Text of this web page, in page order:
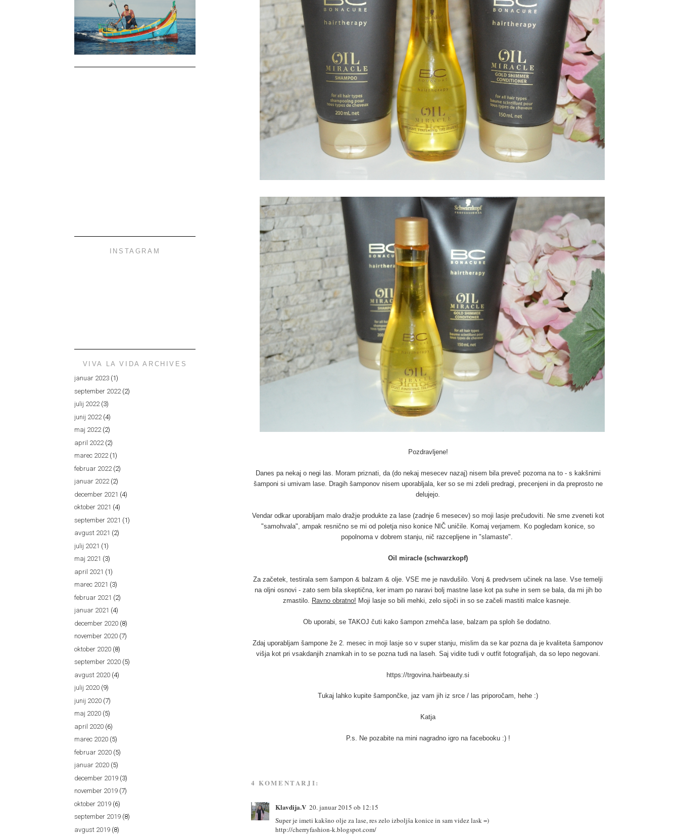
Pozdravljene!
Danes pa nekaj o negi las. Moram priznati, da (do nekaj mesecev nazaj) nisem bila preveč pozorna na to - s kakšnimi
šamponi si umivam lase. Dragih šamponov nisem uporabljala, ker so se mi zdeli predragi, precenjeni in da preprosto ne
delujejo.
Vendar odkar uporabljam malo dražje produkte za lase (zadnje 6 mesecev) so moji lasje prečudoviti. Ne sme zveneti kot
"samohvala", ampak resnično se mi od poletja niso konice NIČ uničile. Komaj verjamem. Ko pogledam konice, so
popolnoma v dobrem stanju, nič razcepljene in "slamaste".
Oil miracle (schwarzkopf)
Za začetek, testirala sem šampon & balzam & olje. VSE me je navdušilo. Vonj & predvsem učinek na lase. Vse temelji
na oljni osnovi - zato sem bila skeptična, ker imam po naravi bolj mastne lase kot pa suhe in sem se bala, da mi jih bo
zmastilo. Ravno obratno! Moji lasje so bili mehki, zelo sijoči in so se začeli mastiti malce kasneje.
Ob uporabi, se TAKOJ čuti kako šampon zmehča lase, balzam pa sploh še dodatno.
Zdaj uporabljam šampone že 2. mesec in moji lasje so v super stanju, mislim da se kar pozna da je kvaliteta šamponov
višja kot pri vsakdanjih znamkah in to se pozna tudi na laseh. Saj vidite tudi v outfit fotografijah, da so lepo negovani.
https://trgovina.hairbeauty.si
Tukaj lahko kupite šampončke, jaz vam jih iz srce / las priporočam, hehe :)
Katja
P.s. Ne pozabite na mini nagradno igro na facebooku :) !
4 KOMENTARJI:
Klavdija.V 20. januar 2015 ob 12:15
Super je imeti kakšno olje za lase, res zelo izboljša konice in sam videz lask =)
http://cherryfashion-k.blogspot.com/
INSTAGRAM
VIVA LA VIDA ARCHIVES
januar 2023 (1)
september 2022 (2)
julij 2022(3)
junij 2022 (4)
maj 2022(2)
april 2022 (2)
marec 2022(1)
februar 2022 (2)
januar 2022(2)
december 2021 (4)
oktober 2021 (4)
september 2021 (1)
avgust 2021 (2)
julij 2021 (1)
maj 2021 (3)
april 2021 (1)
marec 2021 (3)
februar 2021 (2)
januar 2021 (4)
december 2020 (8)
november 2020 (7)
oktober 2020 (8)
september 2020 (5)
avgust 2020 (4)
julij 2020 (9)
junij 2020 (7)
maj 2020 (5)
april 2020 (6)
marec 2020 (5)
februar 2020 (5)
januar 2020 (5)
december 2019 (3)
november 2019 (7)
oktober 2019 (6)
september 2019 (8)
avgust 2019 (8)